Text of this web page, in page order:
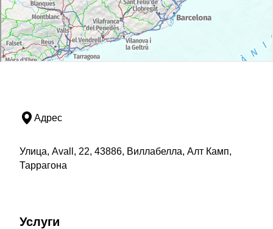
Адрес
Улица, Avall, 22, 43886, Виллабелла, Алт Камп,
Таррагона
Услуги